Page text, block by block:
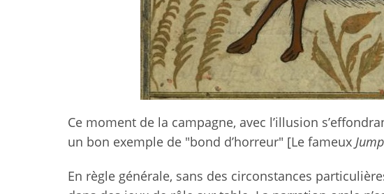
Ce moment de la campagne, avec l’illusion
un bon exemple de "bond d’horreur" [Le fameux
En règle générale, sans des circonstances